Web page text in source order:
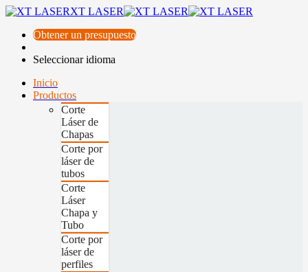
XT LASER
Obtener un presupuesto
Seleccionar idioma
Inicio
Productos
Corte
Láser de
Chapas
Corte por
láser de
tubos
Corte
Láser
Chapa y
Tubo
Corte por
láser de
perfiles